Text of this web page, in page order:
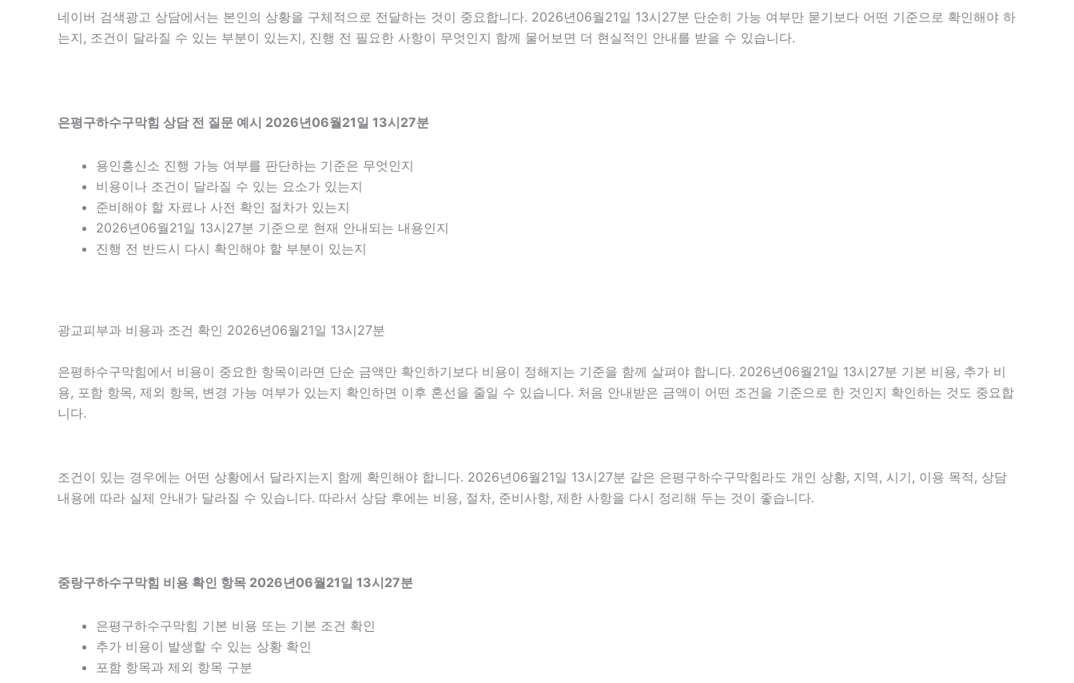
네이버 검색광고 상담에서는 본인의 상황을 구체적으로 전달하는 것이 중요합니다. 2026년06월21일 13시27분 단순히 가능 여부만 묻기보다 어떤 기준으로 확인해야 하
는지, 조건이 달라질 수 있는 부분이 있는지, 진행 전 필요한 사항이 무엇인지 함께 물어보면 더 현실적인 안내를 받을 수 있습니다.
은평구하수구막힘 상담 전 질문 예시 2026년06월21일 13시27분
용인흥신소 진행 가능 여부를 판단하는 기준은 무엇인지
비용이나 조건이 달라질 수 있는 요소가 있는지
준비해야 할 자료나 사전 확인 절차가 있는지
2026년06월21일 13시27분 기준으로 현재 안내되는 내용인지
진행 전 반드시 다시 확인해야 할 부분이 있는지
광교피부과 비용과 조건 확인 2026년06월21일 13시27분
은평하수구막힘에서 비용이 중요한 항목이라면 단순 금액만 확인하기보다 비용이 정해지는 기준을 함께 살펴야 합니다. 2026년06월21일 13시27분 기본 비용, 추가 비
용, 포함 항목, 제외 항목, 변경 가능 여부가 있는지 확인하면 이후 혼선을 줄일 수 있습니다. 처음 안내받은 금액이 어떤 조건을 기준으로 한 것인지 확인하는 것도 중요합
니다.
조건이 있는 경우에는 어떤 상황에서 달라지는지 함께 확인해야 합니다. 2026년06월21일 13시27분 같은 은평구하수구막힘라도 개인 상황, 지역, 시기, 이용 목적, 상담
내용에 따라 실제 안내가 달라질 수 있습니다. 따라서 상담 후에는 비용, 절차, 준비사항, 제한 사항을 다시 정리해 두는 것이 좋습니다.
중랑구하수구막힘 비용 확인 항목 2026년06월21일 13시27분
은평구하수구막힘 기본 비용 또는 기본 조건 확인
추가 비용이 발생할 수 있는 상황 확인
포함 항목과 제외 항목 구분